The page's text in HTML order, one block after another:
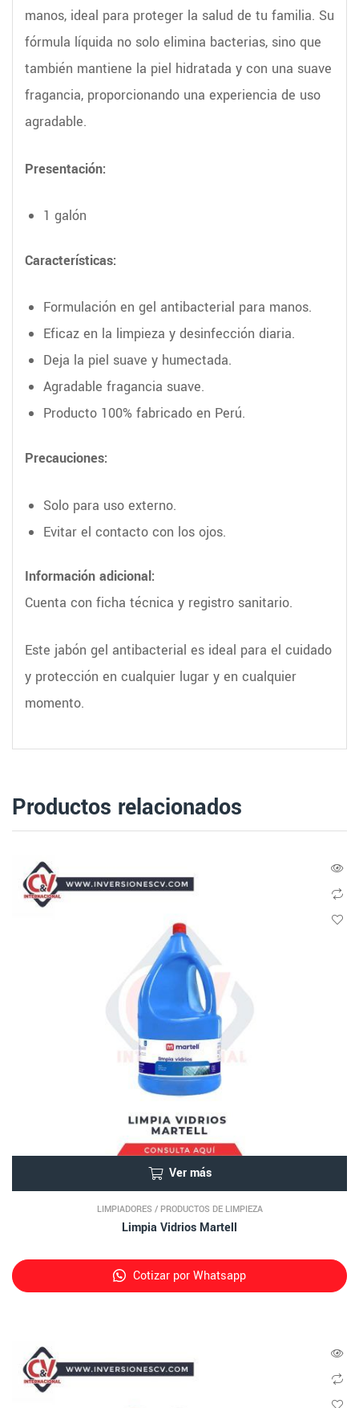
manos, ideal para proteger la salud de tu familia. Su
fórmula líquida no solo elimina bacterias, sino que
también mantiene la piel hidratada y con una suave
fragancia, proporcionando una experiencia de uso
agradable.
Presentación:
1 galón
Características:
Formulación en gel antibacterial para manos.
Eficaz en la limpieza y desinfección diaria.
Deja la piel suave y humectada.
Agradable fragancia suave.
Producto 100% fabricado en Perú.
Precauciones:
Solo para uso externo.
Evitar el contacto con los ojos.
Información adicional:
Cuenta con ficha técnica y registro sanitario.
Este jabón gel antibacterial es ideal para el cuidado
y protección en cualquier lugar y en cualquier
momento.
Productos relacionados
Ver más
LIMPIADORES / PRODUCTOS DE LIMPIEZA
Limpia Vidrios Martell
Cotizar por Whatsapp